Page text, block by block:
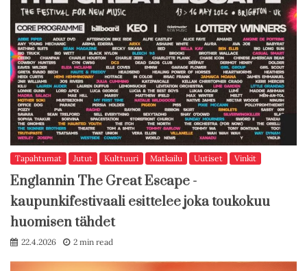
Tapahtumat Jutut Kulttuuri Matkailu Uutiset Vinkit
Englannin The Great Escape -
kaupunkifestivaali esittelee joka toukokuu
huomisen tähdet
22.4.2026 2 min read